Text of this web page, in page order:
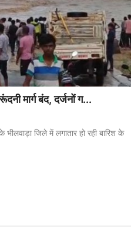
मार्ग बंद, दर्जनों ग...
जिले में लगातार हो रही बारिश के